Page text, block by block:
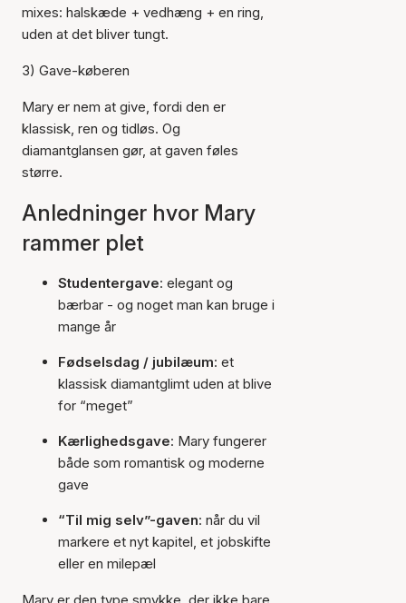
mixes: halskæde + vedhæng + en ring,
uden at det bliver tungt.
3) Gave-køberen
Mary er nem at give, fordi den er
klassisk, ren og tidløs. Og
diamantglansen gør, at gaven føles
større.
Anledninger hvor Mary
rammer plet
Studentergave: elegant og
bærbar - og noget man kan bruge i
mange år
Fødselsdag / jubilæum: et
klassisk diamantglimt uden at blive
for “meget”
Kærlighedsgave: Mary fungerer
både som romantisk og moderne
gave
“Til mig selv”-gaven: når du vil
markere et nyt kapitel, et jobskifte
eller en milepæl